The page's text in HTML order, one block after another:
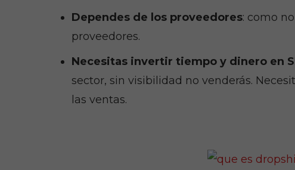
Dependes de los proveedores: como
proveedores.
Necesitas invertir tiempo y dinero en
sector, sin visibilidad no venderás.
las ventas.